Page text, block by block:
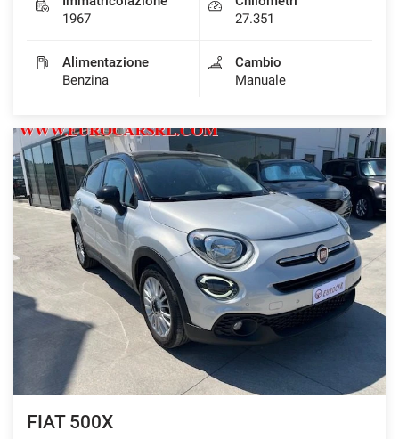
1967
27.351
Alimentazione
Benzina
Cambio
Manuale
FIAT 500X